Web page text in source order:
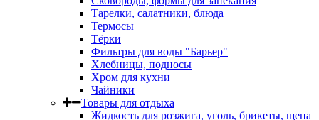
Тарелки, салатники, блюда
Термосы
Тёрки
Фильтры для воды "Барьер"
Хлебницы, подносы
Хром для кухни
Чайники
Товары для отдыха
Жидкость для розжига, уголь, брикеты, щепа